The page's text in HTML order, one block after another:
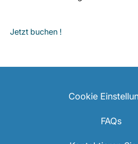
Jetzt buchen !
Cookie
FAQs